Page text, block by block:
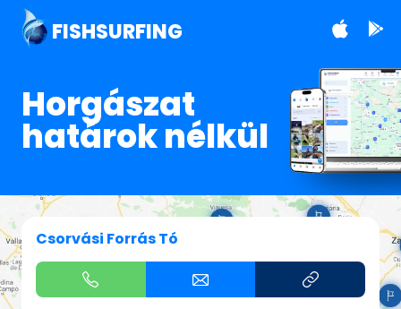
FISHSURFING
Horgászat
határok nélkül
Csorvási Forrás Tó